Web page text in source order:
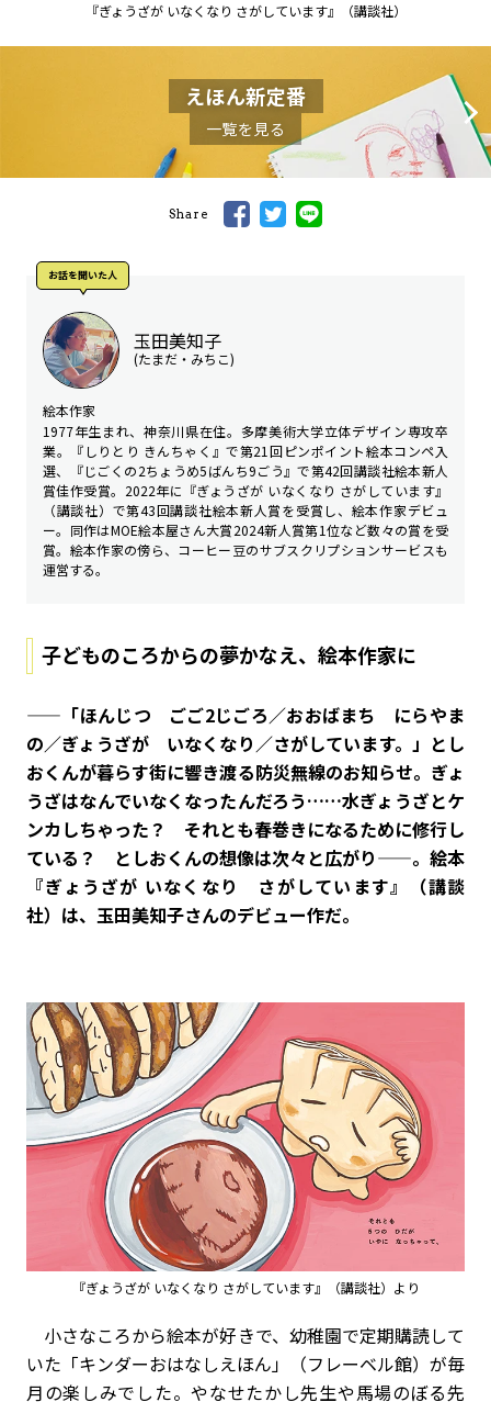
『ぎょうざが いなくなり さがしています』（講談社）
えほん新定番
一覧を見る
Share
お話を聞いた人
玉田美知子
(たまだ・みちこ)
絵本作家
1977年生まれ、神奈川県在住。多摩美術大学立体デザイン専攻卒
業。『しりとり きんちゃく』で第21回ピンポイント絵本コンペ入
選、『じごくの2ちょうめ5ばんち9ごう』で第42回講談社絵本新人
賞佳作受賞。2022年に『ぎょうざが いなくなり さがしています』
（講談社）で第43回講談社絵本新人賞を受賞し、絵本作家デビュ
ー。同作はMOE絵本屋さん大賞2024新人賞第1位など数々の賞を受
賞。絵本作家の傍ら、コーヒー豆のサブスクリプションサービスも
運営する。
子どものころからの夢かなえ、絵本作家に
——「ほんじつ ごご2じごろ／おおばまち にらやま
の／ぎょうざが いなくなり／さがしています。」とし
おくんが暮らす街に響き渡る防災無線のお知らせ。ぎょ
うざはなんでいなくなったんだろう……水ぎょうざとケ
ンカしちゃった？ それとも春巻きになるために修行し
ている？ としおくんの想像は次々と広がり——。絵本
『ぎょうざが いなくなり さがしています』（講談
社）は、玉田美知子さんのデビュー作だ。
『ぎょうざが いなくなり さがしています』（講談社）より
小さなころから絵本が好きで、幼稚園で定期購読して
いた「キンダーおはなしえほん」（フレーベル館）が毎
月の楽しみでした。やなせたかし先生や馬場のぼる先